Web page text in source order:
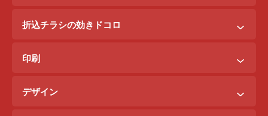
新聞折込チラシ＋ポステイング
折込チラシ＋駅看板
折込チラシの効きドコロ
折込配布効きドコロ
印刷効きドコロ
印刷
B3料金
デザイン